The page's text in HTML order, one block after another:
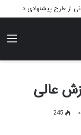
اعلام حمایت بیش از ۳۷۵ فعال سیاسی و مدنی از طرح پیشنهادی دکتر محمدجواد ظریف برای پایان عادلانه جنگ
عالی
۰
245